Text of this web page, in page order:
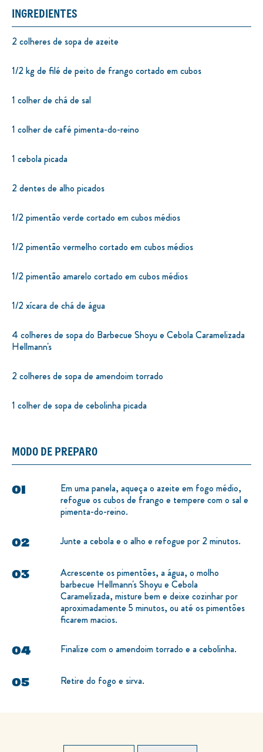
INGREDIENTES
2 colheres de sopa de azeite
1/2 kg de filé de peito de frango cortado em cubos
1 colher de chá de sal
1 colher de café pimenta-do-reino
1 cebola picada
2 dentes de alho picados
1/2 pimentão verde cortado em cubos médios
1/2 pimentão vermelho cortado em cubos médios
1/2 pimentão amarelo cortado em cubos médios
1/2 xícara de chá de água
4 colheres de sopa do Barbecue Shoyu e Cebola Caramelizada
Hellmann's
2 colheres de sopa de amendoim torrado
1 colher de sopa de cebolinha picada
MODO DE PREPARO
Em uma panela, aqueça o azeite em fogo médio,
refogue os cubos de frango e tempere com o sal e
pimenta-do-reino.
Junte a cebola e o alho e refogue por 2 minutos.
Acrescente os pimentões, a água, o molho
barbecue Hellmann's Shoyu e Cebola
Caramelizada, misture bem e deixe cozinhar por
aproximadamente 5 minutos, ou até os pimentões
ficarem macios.
Finalize com o amendoim torrado e a cebolinha.
Retire do fogo e sirva.